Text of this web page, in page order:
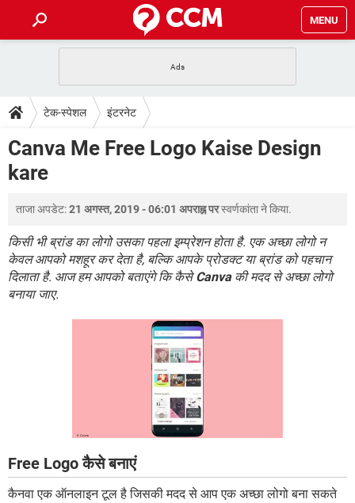
MENU
फोन पर अकाउंट बैलेंस चेक
WhatsApp Hack हो गया? Lucky Patcher यूज करें
टेक-स्पेशल
2020 के फ्री एंटीवायरस
बेस्ट फ्री ऑनलाइन गेम्स
डाउनलोड
Vidmate
FORUM
TikTok Account Freeze हो गया JioPhone में TikTok डाउनलोड
SBI बैंक अकाउंट नंबर पता करें
केबल और कनेक्टर्स कंप्यूटर बस
सीरियल और पैरलल पोर्ट
टेक-स्पेशल इंटरनेट
Canva Me Free Logo Kaise Design
kare
ताजा अपडेट:21 अगस्त, 2019 - 06:01 अपराह्न परस्वर्णकांताने किया.
किसी भी ब्रांड का लोगो उसका पहला इम्प्रेशन होता है. एक अच्छा लोगो न
केवल आपको मशहूर कर देता है, बल्कि आपके प्रोडक्ट या ब्रांड को पहचान
दिलाता है. आज हम आपको बताएंगे कि कैसेCanvaकी मदद से अच्छा लोगो
बनाया जाए.
Free Logo कैसे बनाएं
कैनवा एक ऑनलाइन टूल है जिसकी मदद से आप एक अच्छा लोगो बना सकते